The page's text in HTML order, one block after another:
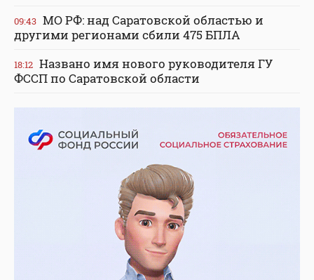
09:43 МО РФ: над Саратовской областью и
другими регионами сбили 475 БПЛА
18:12 Названо имя нового руководителя ГУ
ФССП по Саратовской области